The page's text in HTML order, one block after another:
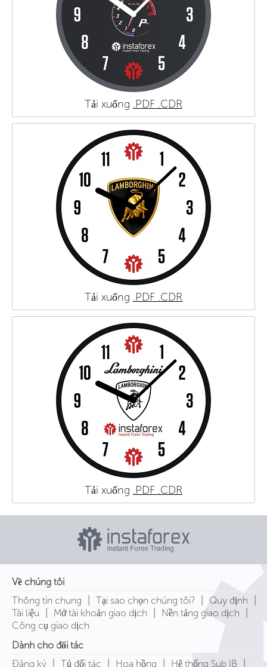
Tải xuống .PDF .CDR
Tải xuống .PDF .CDR
Tải xuống .PDF .CDR
Về chúng tôi
Thông tin chung
Tại sao chọn chúng tôi? Quy định
Tài liệu Mở tài khoản giao dịch Nền tảng giao dịch
Công cụ giao dịch
Dành cho đối tác
Đăng ký
Tủ đối tác Hoa hồng Hệ thống Sub IB